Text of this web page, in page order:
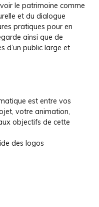
le patrimoine comme
et du dialogue
pratiques pour en
ainsi que de
d’un public large et
est entre vos
votre animation,
objectifs de cette
des logos